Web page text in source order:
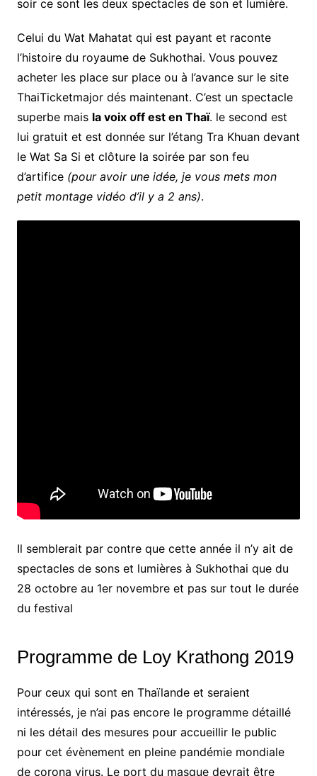
soir ce sont les deux spectacles de son et lumière.
Celui du Wat Mahatat qui est payant et raconte
l’histoire du royaume de Sukhothai. Vous pouvez
acheter les place sur place ou à l’avance sur le site
ThaiTicketmajor dés maintenant. C’est un spectacle
superbe mais la voix off est en Thaï. le second est
lui gratuit et est donnée sur l’étang Tra Khuan devant
le Wat Sa Si et clôture la soirée par son feu
d’artifice (pour avoir une idée, je vous mets mon
petit montage vidéo d’il y a 2 ans).
Il semblerait par contre que cette année il n’y ait de
spectacles de sons et lumières à Sukhothai que du
28 octobre au 1er novembre et pas sur tout le durée
du festival
Programme de Loy Krathong 2019
Pour ceux qui sont en Thaïlande et seraient
intéressés, je n’ai pas encore le programme détaillé
ni les détail des mesures pour accueillir le public
pour cet évènement en pleine pandémie mondiale
de corona virus. Le port du masque devrait être